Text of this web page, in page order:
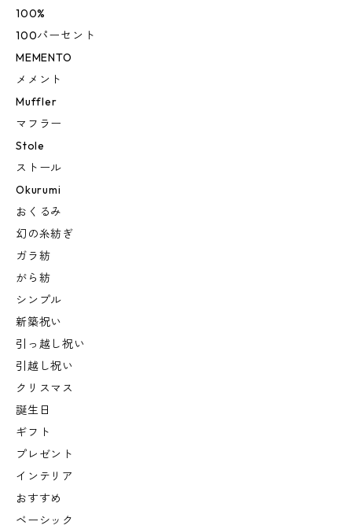
100%
100パーセント
MEMENTO
メメント
Muffler
マフラー
Stole
ストール
Okurumi
おくるみ
幻の糸紡ぎ
ガラ紡
がら紡
シンプル
新築祝い
引っ越し祝い
引越し祝い
クリスマス
誕生日
ギフト
プレゼント
インテリア
おすすめ
ベーシック